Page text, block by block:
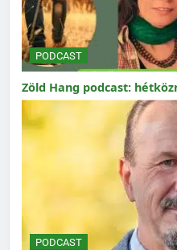
PODCAST
Zöld Hang podcast:
PODCAST